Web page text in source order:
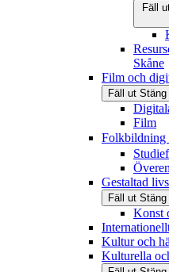
Fäll
Skåne
Film och
Fäll ut Stäng
Film
Folkbildning
Gestaltad
Fäll ut Stäng
Konst
Kultur och
Kulturella